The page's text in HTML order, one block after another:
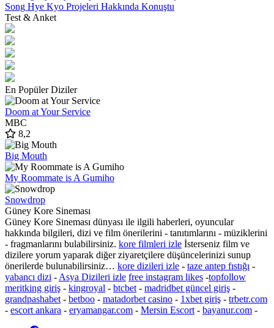
Song Hye Kyo Projeleri Hakkında Konuştu
Test & Anket
En Popüler Diziler
Doom at Your Service
MBC
8,2
Big Mouth
My Roommate is A Gumiho
Snowdrop
Güney Kore Sineması
Güney Kore Sineması dünyası ile ilgili haberleri, oyuncular
hakkında bilgileri, dizi ve film önerilerini - tanıtımlarını - müziklerini
- fragmanlarını bulabilirsiniz. kore filmleri izle İsterseniz film ve
dizilere yorum yaparak diğer ziyaretçilere düşüncelerinizi sunup
önerilerde bulunabilirsiniz… kore dizileri izle - taze antep fıstığı -
yabancı dizi - Asya Dizileri izle free instagram likes -topfollow
meritking giriş - kingroyal - btcbet - madridbet güncel giriş -
grandpashabet - betboo - matadorbet casino - 1xbet giriş - trbetr.com
- escort ankara - eryamangar.com - Mersin Escort - bayanur.com -